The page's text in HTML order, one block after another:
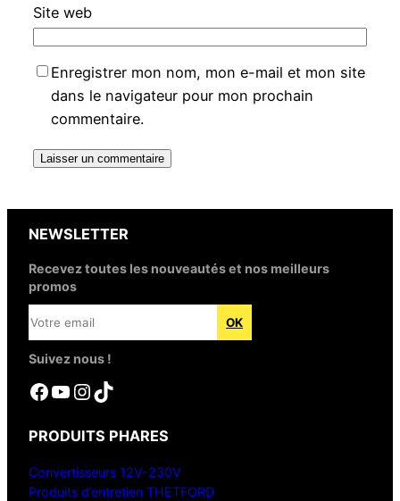
Site web
Enregistrer mon nom, mon e-mail et mon site
dans le navigateur pour mon prochain
commentaire.
NEWSLETTER
Recevez toutes les nouveautés et nos meilleurs
promos
Suivez nous !
Facebook YouTube InstagramTikTok
PRODUITS PHARES
Convertisseurs 12V-230V
Produits d’entretien THETFORD